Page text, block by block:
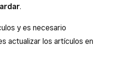
.
y es necesario
actualizar los artículos en